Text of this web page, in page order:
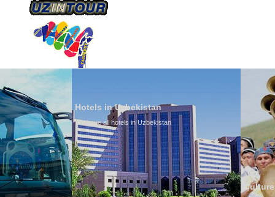
Hotels in Uzbekistan
We have all hotels in Uzbekistan
Culture of Uzbekistan